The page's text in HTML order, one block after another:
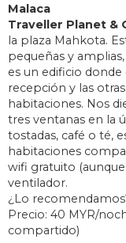
Malaca
Traveller Planet &
la plaza Mahkota.
pequeñas y
es un edificio
recepción y las
habitaciones. Nos
tres ventanas en la
tostadas, café o té,
habitaciones
wifi gratuito
ventilador.
¿Lo
Precio: 40 MYR/
compartido)